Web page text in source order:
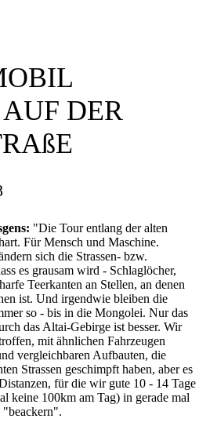
DER
"Die Tour entlang der alten
Für Mensch und Maschine.
sich die Strassen- bzw.
es grausam wird - Schlaglöcher,
Teerkanten an Stellen, an denen
ist. Und irgendwie bleiben die
so - bis in die Mongolei. Nur das
das Altai-Gebirge ist besser. Wir
mit ähnlichen Fahrzeugen
vergleichbaren Aufbauten, die
Strassen geschimpft haben, aber es
für die wir gute 10 - 14 Tage
keine 100km am Tag) in gerade mal
"beackern".